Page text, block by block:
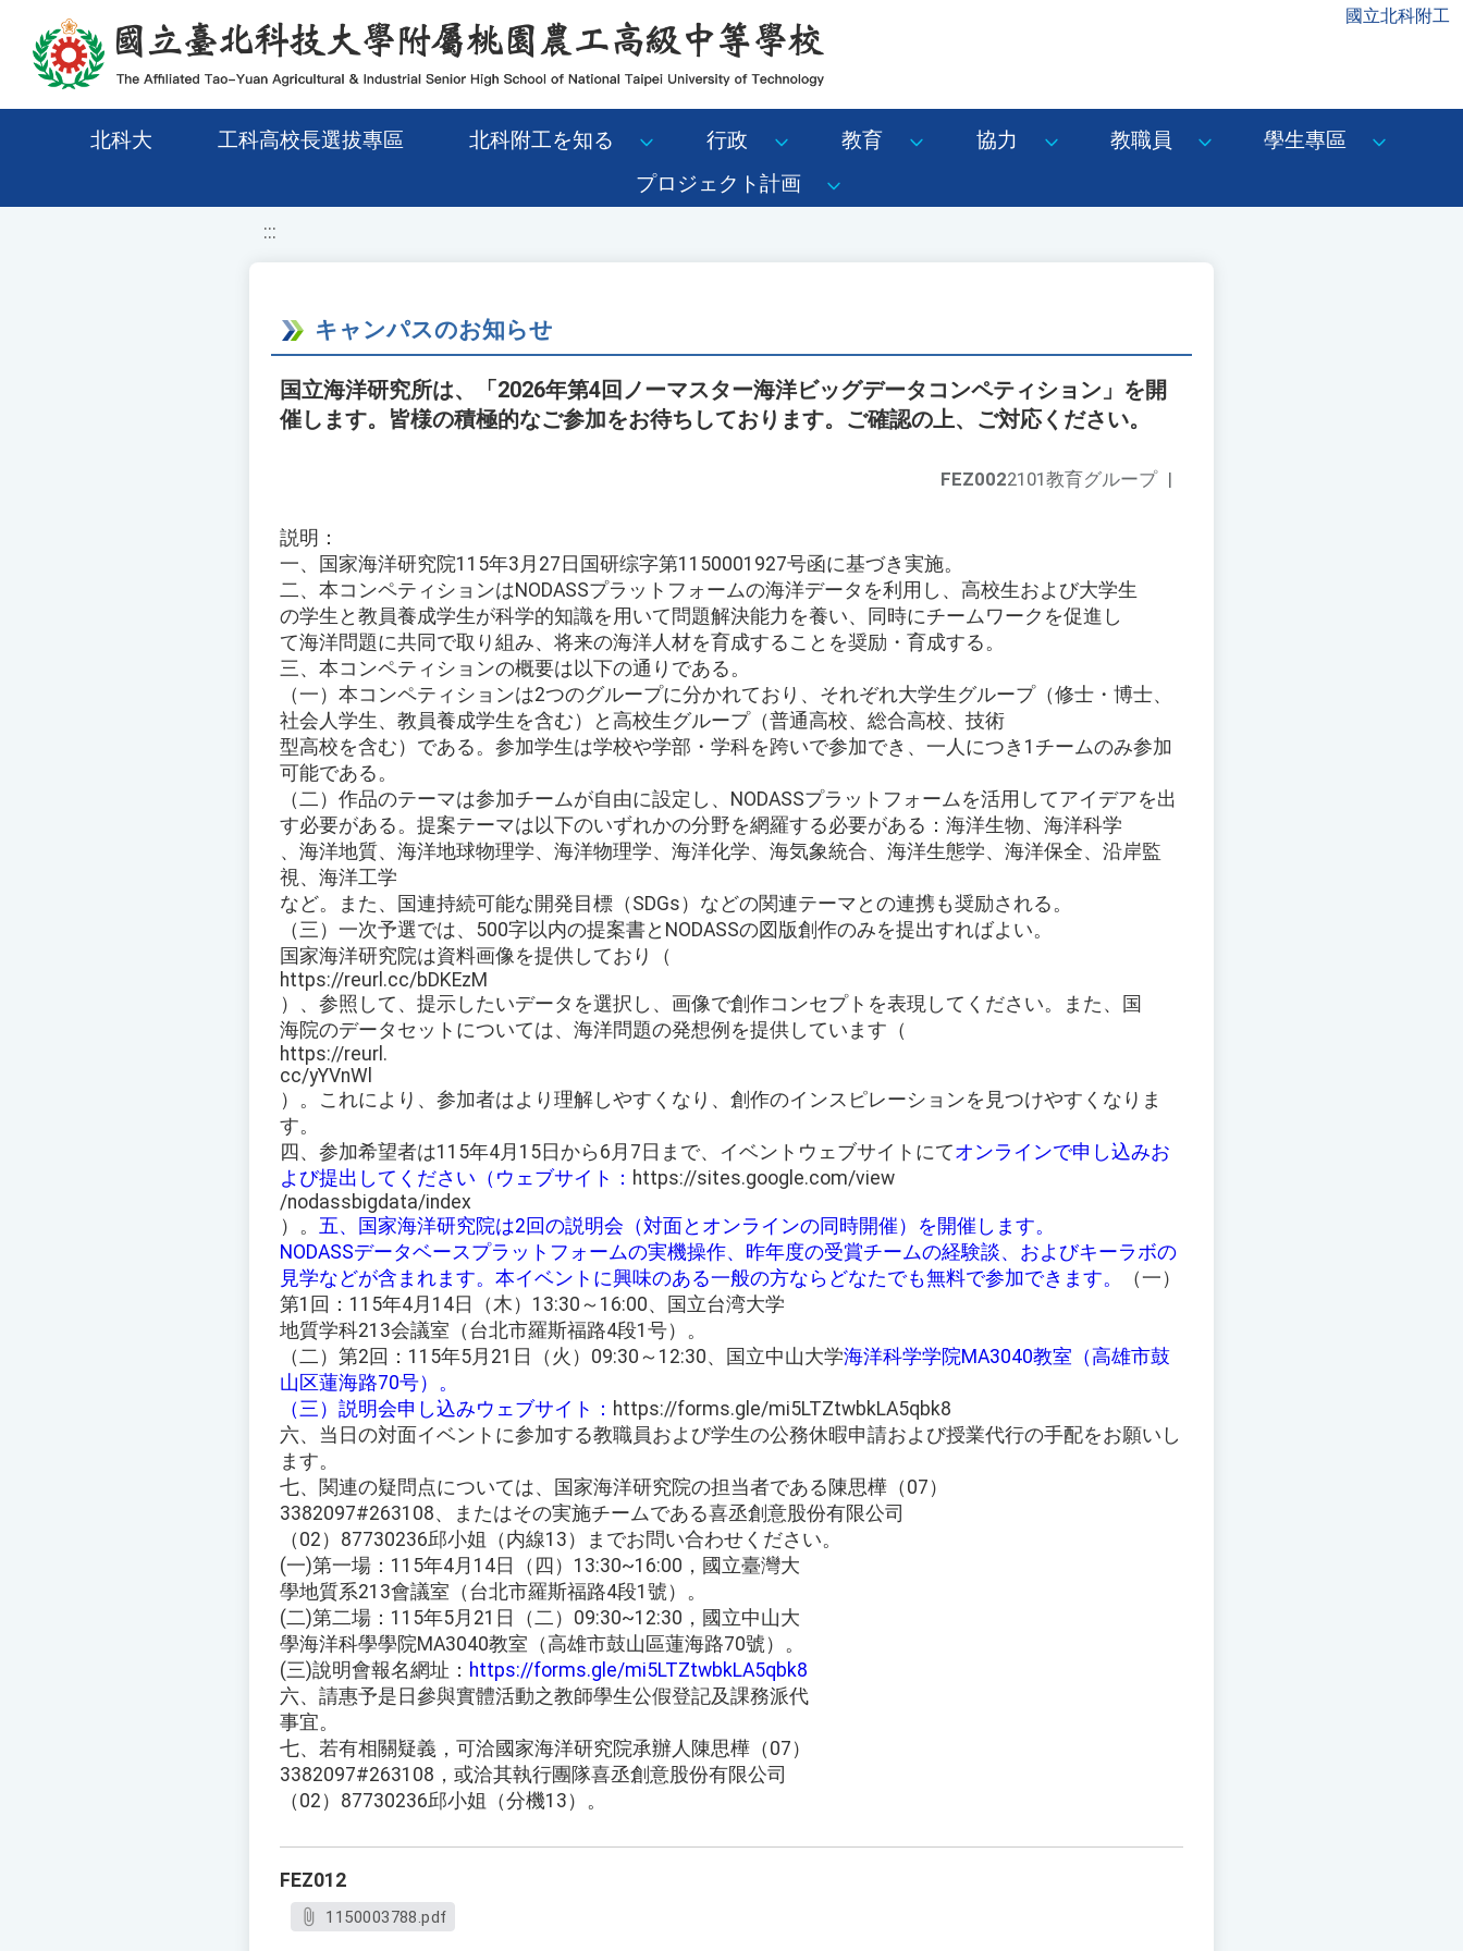
移至網頁之主要內容區位置 國立北科附工
北科大 工科高校長選拔專區 北科附工を知る 行政 教育 協力 教職員
學生專區
プロジェクト計画
:::
キャンパスのお知らせ
国立海洋研究所は、「2026年第4回ノーマスター海洋ビッグデータコンペティション」を開
催します。皆様の積極的なご参加をお待ちしております。ご確認の上、ご対応ください。
FEZ0022101教育グループ |
説明：
一、国家海洋研究院115年3月27日国研综字第1150001927号函に基づき実施。
二、本コンペティションはNODASSプラットフォームの海洋データを利用し、高校生および大学生
の学生と教員養成学生が科学的知識を用いて問題解決能力を養い、同時にチームワークを促進し
て海洋問題に共同で取り組み、将来の海洋人材を育成することを奨励・育成する。
三、本コンペティションの概要は以下の通りである。
（一）本コンペティションは2つのグループに分かれており、それぞれ大学生グループ（修士・博士、
社会人学生、教員養成学生を含む）と高校生グループ（普通高校、総合高校、技術
型高校を含む）である。参加学生は学校や学部・学科を跨いで参加でき、一人につき1チームのみ参加
可能である。
（二）作品のテーマは参加チームが自由に設定し、NODASSプラットフォームを活用してアイデアを出
す必要がある。提案テーマは以下のいずれかの分野を網羅する必要がある：海洋生物、海洋科学
、海洋地質、海洋地球物理学、海洋物理学、海洋化学、海気象統合、海洋生態学、海洋保全、沿岸監
視、海洋工学
など。また、国連持続可能な開発目標（SDGs）などの関連テーマとの連携も奨励される。
（三）一次予選では、500字以内の提案書とNODASSの図版創作のみを提出すればよい。
国家海洋研究院は資料画像を提供しており（
https://reurl.cc/bDKEzM
）、参照して、提示したいデータを選択し、画像で創作コンセプトを表現してください。また、国
海院のデータセットについては、海洋問題の発想例を提供しています（
https://reurl.
cc/yYVnWl
）。これにより、参加者はより理解しやすくなり、創作のインスピレーションを見つけやすくなりま
す。
四、参加希望者は115年4月15日から6月7日まで、イベントウェブサイトにてオンラインで申し込みお
よび提出してください（ウェブサイト： https://sites.google.com/view
/nodassbigdata/index
）。 五、国家海洋研究院は2回の説明会（対面とオンラインの同時開催）を開催します。
NODASSデータベースプラットフォームの実機操作、昨年度の受賞チームの経験談、およびキーラボの
見学などが含まれます。本イベントに興味のある一般の方ならどなたでも無料で参加できます。
（一）
第1回：115年4月14日（木）13:30～16:00、国立台湾大学
地質学科213会議室（台北市羅斯福路4段1号）。
（二）第2回：115年5月21日（火）09:30～12:30、国立中山大学海洋科学学院MA3040教室（高雄市鼓
山区蓮海路70号）。
（三）説明会申し込みウェブサイト： https://forms.gle/mi5LTZtwbkLA5qbk8
六、当日の対面イベントに参加する教職員および学生の公務休暇申請および授業代行の手配をお願いし
ます。
七、関連の疑問点については、国家海洋研究院の担当者である陳思樺（07）
3382097#263108、またはその実施チームである喜丞創意股份有限公司
（02）87730236邱小姐（内線13）までお問い合わせください。
(一)第一場：115年4月14日（四）13:30~16:00，國立臺灣大
學地質系213會議室（台北市羅斯福路4段1號）。
(二)第二場：115年5月21日（二）09:30~12:30，國立中山大
學海洋科學學院MA3040教室（高雄市鼓山區蓮海路70號）。
(三)說明會報名網址： https://forms.gle/mi5LTZtwbkLA5qbk8
六、請惠予是日參與實體活動之教師學生公假登記及課務派代
事宜。
七、若有相關疑義，可洽國家海洋研究院承辦人陳思樺（07）
3382097#263108，或洽其執行團隊喜丞創意股份有限公司
（02）87730236邱小姐（分機13）。
FEZ012
1150003788.pdf